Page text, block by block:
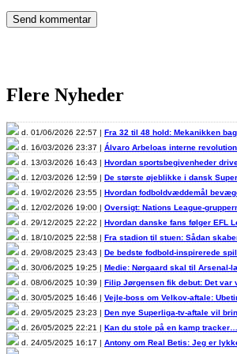
Flere Nyheder
d. 01/06/2026 22:57 | Fra 32 til 48 hold: Mekanikken
d. 16/03/2026 23:37 | Álvaro Arbeloas interne
d. 13/03/2026 16:43 | Hvordan sportsbegivenheder
d. 12/03/2026 12:59 | De største øjeblikke i dansk
d. 19/02/2026 23:55 | Hvordan fodboldvæddemål
d. 12/02/2026 19:00 | Oversigt: Nations League-
d. 29/12/2025 22:22 | Hvordan danske fans følger EFL
d. 18/10/2025 22:58 | Fra stadion til stuen: Sådan
d. 29/08/2025 23:43 | De bedste fodbold-inspirerede spil
d. 30/06/2025 19:25 | Medie: Nørgaard skal til Arsenal-
d. 08/06/2025 10:39 | Filip Jørgensen fik debut: Det var
d. 30/05/2025 16:46 | Vejle-boss om Velkov-aftale:
d. 29/05/2025 23:23 | Den nye Superliga-tv-aftale vil
d. 26/05/2025 22:21 | Kan du stole på en kamp tracker…
d. 24/05/2025 16:17 | Antony om Real Betis: Jeg er